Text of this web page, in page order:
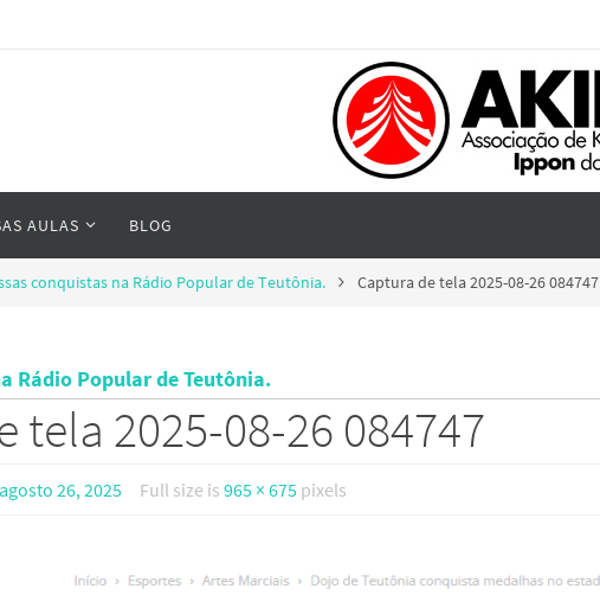
AULAS BLOG
conquistas na Rádio Popular de Teutônia. Captura de tela 2025-08-26 084747
Rádio Popular de Teutônia.
tela 2025-08-26 084747
agosto 26, 2025 Full size is965 × 675 pixels